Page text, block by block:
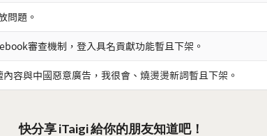
問題。
審查機制，登入具名貢獻功能暫且下架。
容與中國惡意廣告，我很會、燒燙燙新詞暫且下架。
快分享 iTaigi 給你的朋友知道吧！